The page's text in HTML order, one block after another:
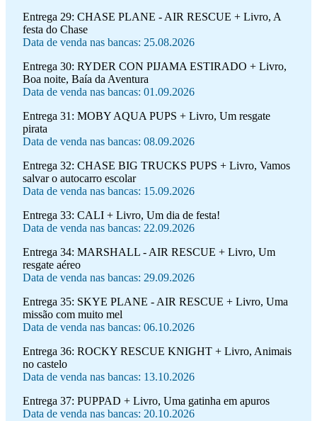
Entrega 29: CHASE PLANE - AIR RESCUE + Livro, A
festa do Chase
Data de venda nas bancas: 25.08.2026
Entrega 30: RYDER CON PIJAMA ESTIRADO + Livro,
Boa noite, Baía da Aventura
Data de venda nas bancas: 01.09.2026
Entrega 31: MOBY AQUA PUPS + Livro, Um resgate
pirata
Data de venda nas bancas: 08.09.2026
Entrega 32: CHASE BIG TRUCKS PUPS + Livro, Vamos
salvar o autocarro escolar
Data de venda nas bancas: 15.09.2026
Entrega 33: CALI + Livro, Um dia de festa!
Data de venda nas bancas: 22.09.2026
Entrega 34: MARSHALL - AIR RESCUE + Livro, Um
resgate aéreo
Data de venda nas bancas: 29.09.2026
Entrega 35: SKYE PLANE - AIR RESCUE + Livro, Uma
missão com muito mel
Data de venda nas bancas: 06.10.2026
Entrega 36: ROCKY RESCUE KNIGHT + Livro, Animais
no castelo
Data de venda nas bancas: 13.10.2026
Entrega 37: PUPPAD + Livro, Uma gatinha em apuros
Data de venda nas bancas: 20.10.2026